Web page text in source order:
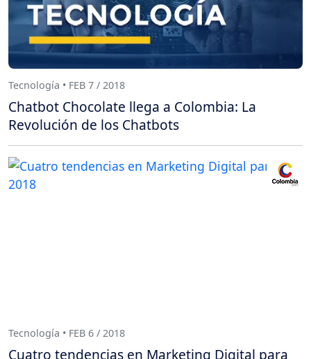
Tecnología • FEB 7 / 2018
Chatbot Chocolate llega a Colombia: La
Revolución de los Chatbots
Tecnología • FEB 6 / 2018
Cuatro tendencias en Marketing Digital para